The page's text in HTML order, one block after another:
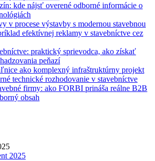
kde nájsť overené odborné informácie o
praktický sprievodca, ako získať
peňazí
firmy: ako FORBI prináša reálne B2B
obsah
2025